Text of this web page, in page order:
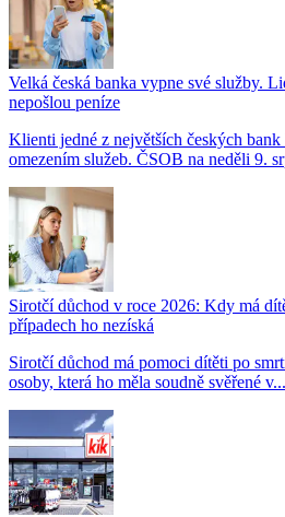
Velká česká banka vypne své služby.
nepošlou peníze
Klienti jedné z největších českých
omezením služeb. ČSOB na neděli 9.
Sirotčí důchod v roce 2026: Kdy má
případech ho nezíská
Sirotčí důchod má pomoci dítěti po
osoby, která ho měla soudně svěřené v...